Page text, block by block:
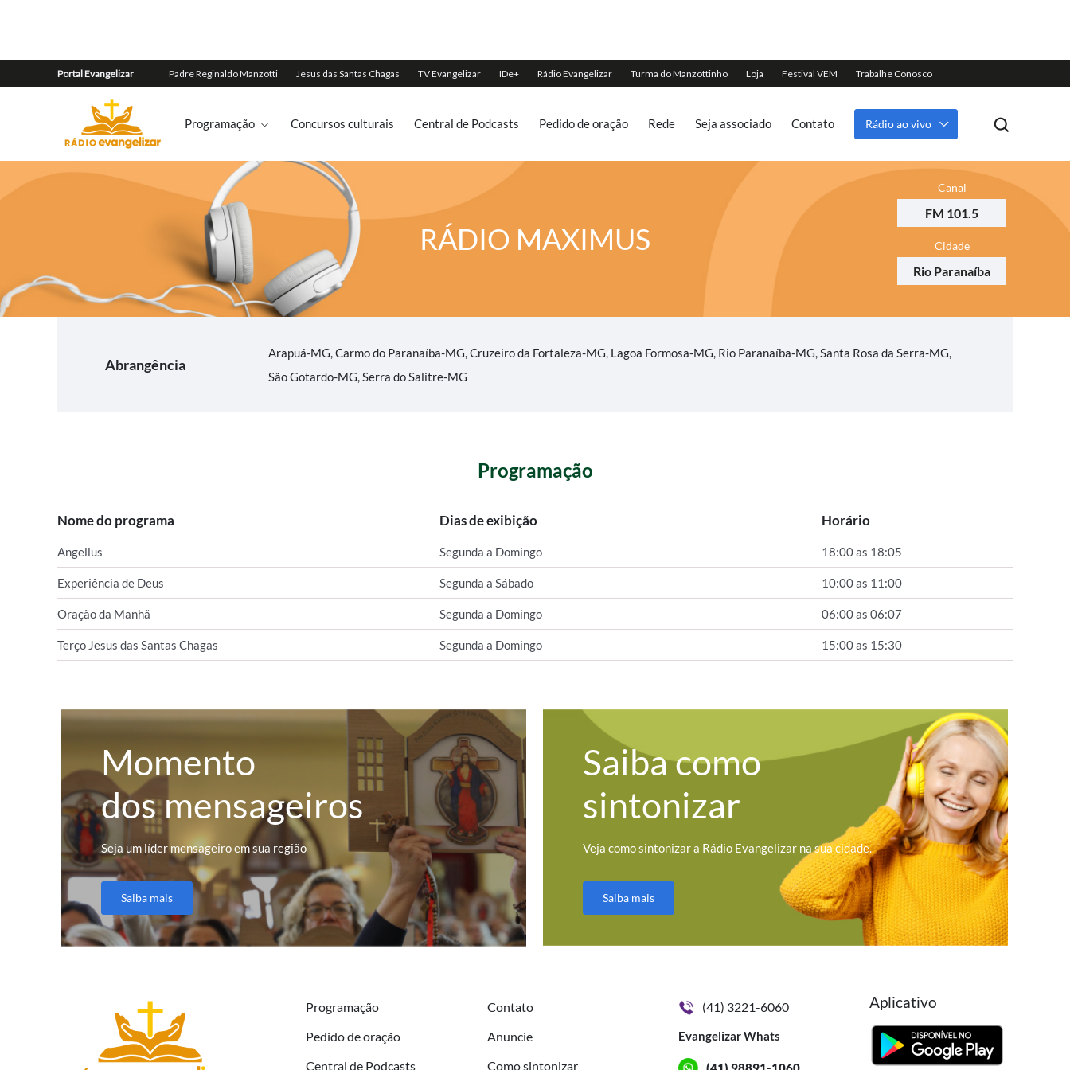
Programação Concursos culturais Central de Podcasts Pedido de oração Rede Seja associado Contato Rádio ao vivo
RÁDIO MAXIMUS
Canal
FM 101.5
Cidade
Rio Paranaíba
Abrangência
Arapuá-MG, Carmo do Paranaíba-MG, Cruzeiro da Fortaleza-MG, Lagoa Formosa-MG, Rio Paranaíba-MG, Santa Rosa da Serra-MG,
São Gotardo-MG, Serra do Salitre-MG
Programação
Nome do programa Dias de exibição Horário
Angellus Segunda a Domingo 18:00 as 18:05
Experiência de Deus Segunda a Sábado 10:00 as 11:00
Oração da Manhã Segunda a Domingo 06:00 as 06:07
Terço Jesus das Santas Chagas Segunda a Domingo 15:00 as 15:30
Momento
dos mensageiros
Seja um líder mensageiro em sua região
Saiba mais
Saiba como
sintonizar
Veja como sintonizar a Rádio Evangelizar na sua cidade.
Saiba mais
Programação
Pedido de oração
Central de Podcasts
Contato
Anuncie
Como sintonizar
(41) 3221-6060
Evangelizar Whats
Aplicativo